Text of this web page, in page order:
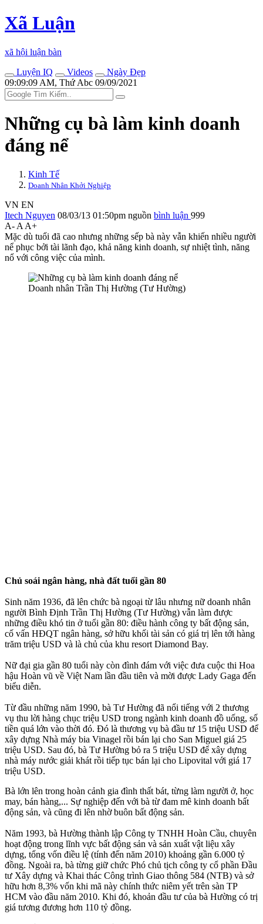
Xã Luận
xã hội luận bàn
Luyện IQ
Videos
Ngày Đẹp
09:09:09 AM, Thứ Abc 09/09/2021
Những cụ bà làm kinh doanh
đáng nể
Kinh Tế
Doanh Nhân Khởi Nghiệp
VN EN
Itech Nguyen 08/03/13 01:50pm nguồn bình luận 999
A- A A+
Mặc dù tuổi đã cao nhưng những sếp bà này vẫn khiến nhiều người
nể phục bởi tài lãnh đạo, khả năng kinh doanh, sự nhiệt tình, năng
nổ với công việc của mình.
Doanh nhân Trần Thị Hường (Tư Hường)
Chủ soái ngân hàng, nhà đất tuổi gần 80
Sinh năm 1936, đã lên chức bà ngoại từ lâu nhưng nữ doanh nhân
người Bình Định Trần Thị Hường (Tư Hường) vẫn làm được
những điều khó tin ở tuổi gần 80: điều hành công ty bất động sản,
cố vấn HĐQT ngân hàng, sở hữu khối tài sản có giá trị lên tới hàng
trăm triệu USD và là chủ của khu resort Diamond Bay.
Nữ đại gia gần 80 tuổi này còn đình đám với việc đưa cuộc thi Hoa
hậu Hoàn vũ về Việt Nam lần đầu tiên và mời được Lady Gaga đến
biểu diễn.
Từ đầu những năm 1990, bà Tư Hường đã nổi tiếng với 2 thương
vụ thu lời hàng chục triệu USD trong ngành kinh doanh đồ uống, số
tiền quá lớn vào thời đó. Đó là thương vụ bà đầu tư 15 triệu USD để
xây dựng Nhà máy bia Vinagel rồi bán lại cho San Miguel giá 25
triệu USD. Sau đó, bà Tư Hường bỏ ra 5 triệu USD để xây dựng
nhà máy nước giải khát rồi tiếp tục bán lại cho Lipovital với giá 17
triệu USD.
Bà lớn lên trong hoàn cảnh gia đình thất bát, từng làm người ở, học
may, bán hàng,... Sự nghiệp đến với bà từ đam mê kinh doanh bất
động sản, và cũng đi lên nhờ buôn bất động sản.
Năm 1993, bà Hường thành lập Công ty TNHH Hoàn Cầu, chuyên
hoạt động trong lĩnh vực bất động sản và sản xuất vật liệu xây
dựng, tổng vốn điều lệ (tính đến năm 2010) khoảng gần 6.000 tỷ
đồng. Ngoài ra, bà từng giữ chức Phó chủ tịch công ty cổ phần Đầu
tư Xây dựng và Khai thác Công trình Giao thông 584 (NTB) và sở
hữu hơn 8,3% vốn khi mã này chính thức niêm yết trên sàn TP
HCM vào đầu năm 2010. Khi đó, khoản đầu tư của bà Hường có trị
giá tương đương hơn 110 tỷ đồng.